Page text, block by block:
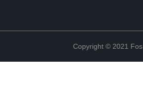
Copyright © 2021